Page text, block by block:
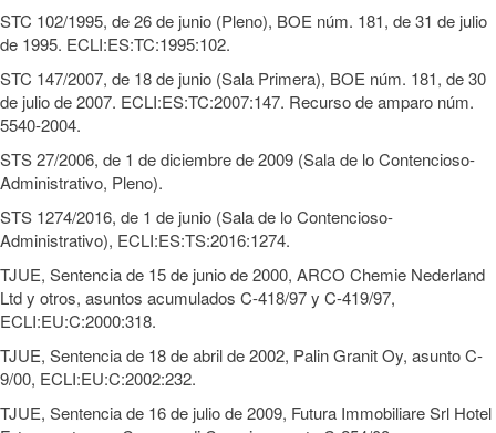
STC 102/1995, de 26 de junio (Pleno), BOE núm. 181, de 31 de julio
de 1995. ECLI:ES:TC:1995:102.
STC 147/2007, de 18 de junio (Sala Primera), BOE núm. 181, de 30
de julio de 2007. ECLI:ES:TC:2007:147. Recurso de amparo núm.
5540-2004.
STS 27/2006, de 1 de diciembre de 2009 (Sala de lo Contencioso-
Administrativo, Pleno).
STS 1274/2016, de 1 de junio (Sala de lo Contencioso-
Administrativo), ECLI:ES:TS:2016:1274.
TJUE, Sentencia de 15 de junio de 2000, ARCO Chemie Nederland
Ltd y otros, asuntos acumulados C-418/97 y C-419/97,
ECLI:EU:C:2000:318.
TJUE, Sentencia de 18 de abril de 2002, Palin Granit Oy, asunto C-
9/00, ECLI:EU:C:2002:232.
TJUE, Sentencia de 16 de julio de 2009, Futura Immobiliare Srl Hotel